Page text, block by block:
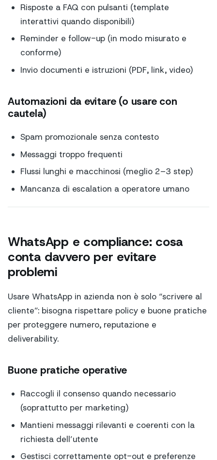
Risposte a FAQ con pulsanti (template
interattivi quando disponibili)
Reminder e follow-up (in modo misurato e
conforme)
Invio documenti e istruzioni (PDF, link, video)
Automazioni da evitare (o usare con
cautela)
Spam promozionale senza contesto
Messaggi troppo frequenti
Flussi lunghi e macchinosi (meglio 2–3 step)
Mancanza di escalation a operatore umano
WhatsApp e compliance: cosa
conta davvero per evitare
problemi
Usare WhatsApp in azienda non è solo “scrivere al
cliente”: bisogna rispettare policy e buone pratiche
per proteggere numero, reputazione e
deliverability.
Buone pratiche operative
Raccogli il consenso quando necessario
(soprattutto per marketing)
Mantieni messaggi rilevanti e coerenti con la
richiesta dell’utente
Gestisci correttamente opt-out e preferenze